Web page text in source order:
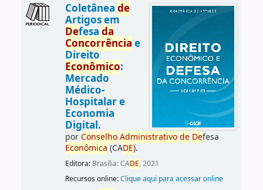
Coletânea de
Artigos em
Defesa da
Concorrência e
Direito
Econômico:
Mercado
Médico-
Hospitalar e
Economia
Digital.
porConselho Administrativo de Defesa
Econômica (CADE).
Editora: Brasília: CADE, 2021
Recursos online:Clique aqui para acessar online